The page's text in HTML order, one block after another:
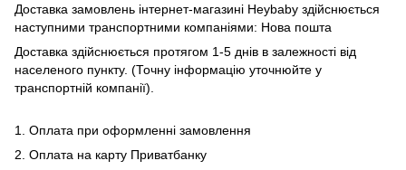
Доставка замовлень інтернет-магазині Heybaby здійснюється
наступними транспортними компаніями: Нова пошта
Доставка здійснюється протягом 1-5 днів в залежності від
населеного пункту. (Точну інформацію уточнюйте у
транспортній компанії).
1. Оплата при оформленні замовлення
2. Оплата на карту Приватбанку